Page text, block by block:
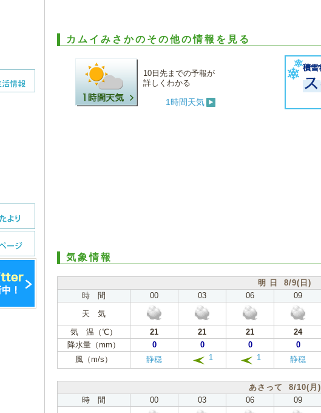
カムイみさかのその他の情報を見る
10日先までの予報が
詳しくわかる
1時間天気
気象情報
明 日 8/9(日)
時 間
00 03 06 09
天 気
気 温（℃）
21 21 21 24
降水量（mm）
0 0 0 0
風（m/s）
静穏 1 1 静穏
あさって 8/10(月)
時 間
00 03 06 09